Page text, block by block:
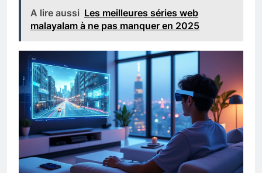
A lire aussi Les meilleures séries web
malayalam à ne pas manquer en 2025